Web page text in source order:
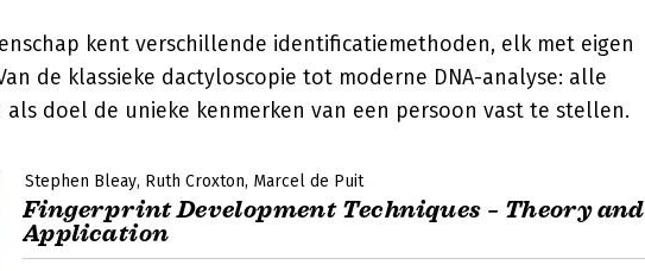
kent verschillende identificatiemethoden, elk met eigen
de klassieke dactyloscopie tot moderne DNA-analyse: alle
doel de unieke kenmerken van een persoon vast te stellen.
Stephen Bleay Ruth Croxton Marcel de Puit
Fingerprint Development Techniques – Theory and
Application